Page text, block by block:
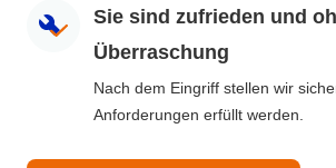
Sie sind zufrieden und
Überraschung
Nach dem Eingriff stellen wir
Anforderungen erfüllt werden.